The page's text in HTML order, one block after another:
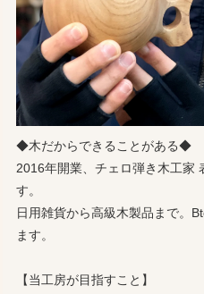
◆木だからできることがある◆
2016年開業、チェロ弾き木工家
す。
日用雑貨から高級木製品まで。
ます。
【当工房が目指すこと】